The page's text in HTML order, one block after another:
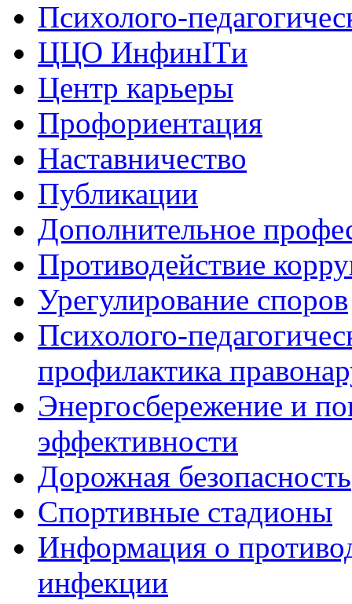
Психолого-
ЦЦО ИнфинITи
Центр карьеры
Профориентация
Наставничество
Публикации
Дополнительное
Противодействие
Урегулирование споров
Психолого-
профилактика
Энергосбережение и
эффективности
Дорожная безопасность
Спортивные стадионы
Информация о
инфекции